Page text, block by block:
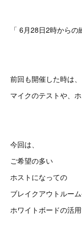
「 6月28日2時からの
前回も開催した時は、
マイクのテストや、
今回は、
ご希望の多い
ホストになっての
ブレイクアウトルー
ホワイトボードの活用